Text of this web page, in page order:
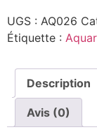
UGS : AQ026
Étiquette :
Description
Avis (0)